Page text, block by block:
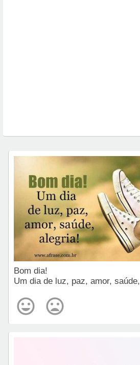
Bom dia!
Um dia de luz, paz, amor,